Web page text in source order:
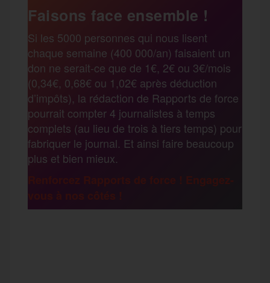
b
o
o
k
t
e
r
l
s
a
g
e
m
r
t
a
g
e
Faisons face ensemble !
Si les 5000 personnes qui nous lisent
chaque semaine (400 000/an) faisaient un
don ne serait-ce que de 1€, 2€ ou 3€/mois
(0,34€, 0,68€ ou 1,02€ après déduction
d’impôts), la rédaction de Rapports de force
pourrait compter 4 journalistes à temps
complets (au lieu de trois à tiers temps) pour
fabriquer le journal. Et ainsi faire beaucoup
plus et bien mieux.
Renforcez Rapports de force ! Engagez-
vous à nos côtés !